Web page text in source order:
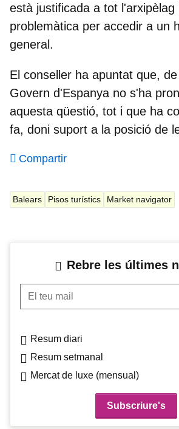
està justificada a tot l'arxipèlag
problemàtica per accedir a un
general.
El conseller ha apuntat que,
Govern d'Espanya no s'ha
aquesta qüestió, tot i que ha
fa, doni suport a la posició de
Compartir
Balears Pisos turístics Market navigator
Rebre les últimes
El teu mail
Resum diari
Resum setmanal
Mercat de luxe (mensual)